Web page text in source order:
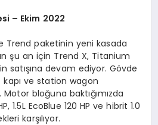
– Ekim 2022
Trend paketinin yeni kasada
şu an için Trend X, Titanium
satışına devam ediyor. Gövde
kapı ve station wagon
bloğuna baktığımızda
1.5L EcoBlue 120 HP ve hibrit 1.0
karşılıyor.